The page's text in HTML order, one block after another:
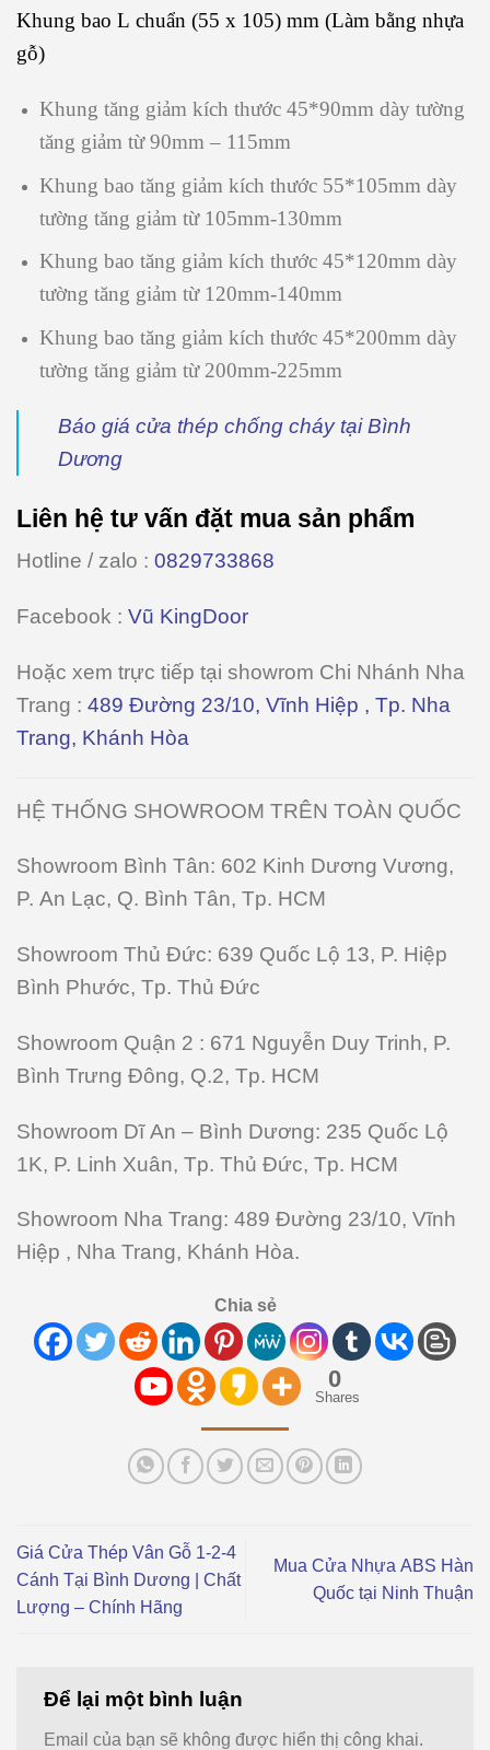
Khung bao L chuẩn (55 x 105) mm (Làm bằng nhựa
gỗ)
Khung tăng giảm kích thước 45*90mm dày tường
tăng giảm từ 90mm – 115mm
Khung bao tăng giảm kích thước 55*105mm dày
tường tăng giảm từ 105mm-130mm
Khung bao tăng giảm kích thước 45*120mm dày
tường tăng giảm từ 120mm-140mm
Khung bao tăng giảm kích thước 45*200mm dày
tường tăng giảm từ 200mm-225mm
Báo giá cửa thép chống cháy tại Bình
Dương
Liên hệ tư vấn đặt mua sản phẩm
Hotline / zalo : 0829733868
Facebook : Vũ KingDoor
Hoặc xem trực tiếp tại showrom Chi Nhánh Nha
Trang : 489 Đường 23/10, Vĩnh Hiệp , Tp. Nha
Trang, Khánh Hòa
HỆ THỐNG SHOWROOM TRÊN TOÀN QUỐC
Showroom Bình Tân: 602 Kinh Dương Vương,
P. An Lạc, Q. Bình Tân, Tp. HCM
Showroom Thủ Đức: 639 Quốc Lộ 13, P. Hiệp
Bình Phước, Tp. Thủ Đức
Showroom Quận 2 : 671 Nguyễn Duy Trinh, P.
Bình Trưng Đông, Q.2, Tp. HCM
Showroom Dĩ An – Bình Dương: 235 Quốc Lộ
1K, P. Linh Xuân, Tp. Thủ Đức, Tp. HCM
Showroom Nha Trang: 489 Đường 23/10, Vĩnh
Hiệp , Nha Trang, Khánh Hòa.
Chia sẻ
0
Shares
Giá Cửa Thép Vân Gỗ 1-2-4
Cánh Tại Bình Dương | Chất
Lượng – Chính Hãng
Mua Cửa Nhựa ABS Hàn
Quốc tại Ninh Thuận
Để lại một bình luận
Email của bạn sẽ không được hiển thị công khai.